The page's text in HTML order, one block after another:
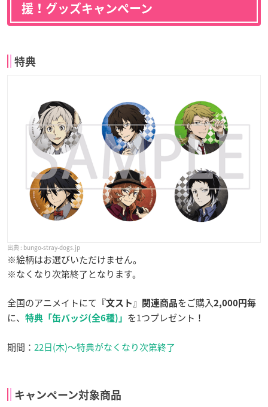
援！グッズキャンペーン
特典
bungo-stray-dogs.jp
※絵柄はお選びいただけません。
※なくなり次第終了となります。
全国のアニメイトにて 『文スト』関連商品をご購入2,000円毎
に、 特典「缶バッジ(全6種)」 を1つプレゼント！
期間： 22日(木)～特典がなくなり次第終了
キャンペーン対象商品